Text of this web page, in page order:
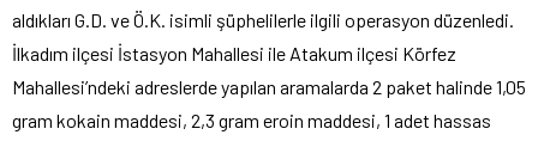
aldıkları G.D. ve Ö.K. isimli şüphelilerle ilgili operasyon düzenledi.
İlkadım ilçesi İstasyon Mahallesi ile Atakum ilçesi Körfez
Mahallesi’ndeki adreslerde yapılan aramalarda 2 paket halinde 1,05
gram kokain maddesi, 2,3 gram eroin maddesi, 1 adet hassas